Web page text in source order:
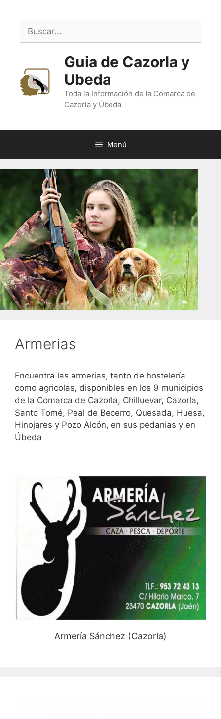
contenido
Buscar:
Guia de Cazorla y
Ubeda
Toda la Información de la Comarca de
Cazorla y Úbeda
Menú
Armerias
Encuentra las armerias, tanto de hostelería
como agricolas, disponibles en los 9 municipios
de la Comarca de Cazorla, Chilluevar, Cazorla,
Santo Tomé, Peal de Becerro, Quesada, Huesa,
Hinojares y Pozo Alcón, en sus pedanias y en
Úbeda
Armería Sánchez (Cazorla)